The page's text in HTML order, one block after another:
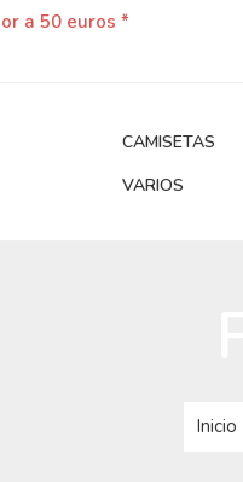
a 50 euros *
CAMISETAS
VARIOS
Inicio